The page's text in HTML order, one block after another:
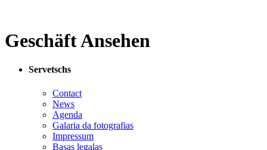
Geschäft Ansehen
Servetschs
Contact
News
Agenda
Galaria da fotografias
Impressum
Basas legalas